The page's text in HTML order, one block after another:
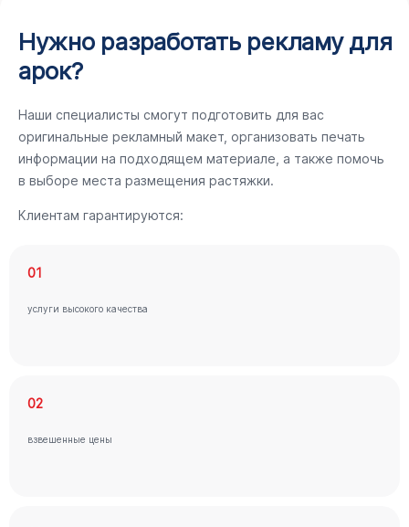
Нужно разработать рекламу для
арок?
Наши специалисты смогут подготовить для вас
оригинальные рекламный макет, организовать печать
информации на подходящем материале, а также помочь
в выборе места размещения растяжки.
Клиентам гарантируются:
01
услуги высокого качества
02
взвешенные цены